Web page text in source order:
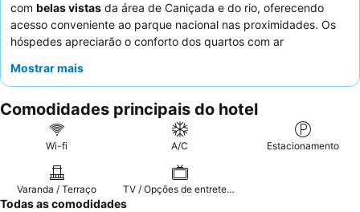
com belas vistas da área de Caniçada e do rio, oferecendo
acesso conveniente ao parque nacional nas proximidades. Os
hóspedes apreciarão o conforto dos quartos com ar
staffatencioso e simpático recebe elogios constantes e,
qualidade e o conforto gerais superam as expectativas. Para a
melhor experiência, considere quartos com vista para o rio para
se imergir totalmente na paisagem pitoresca.
Mostrar mais
Comodidades principais do hotel
Wi-fi A/C Estacionamento
Varanda / Terraço TV / Opções de entretenimento
Todas as comodidades